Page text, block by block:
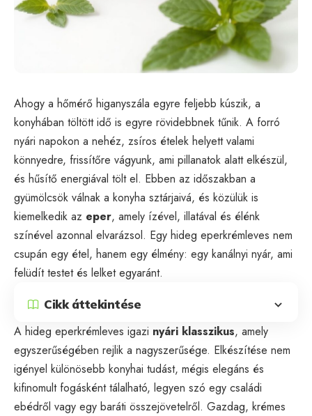
Ahogy a hőmérő higanyszála egyre feljebb kúszik, a
konyhában töltött idő is egyre rövidebbnek tűnik. A forró
nyári napokon a nehéz, zsíros ételek helyett valami
könnyedre, frissítőre vágyunk, ami pillanatok alatt elkészül,
és hűsítő energiával tölt el. Ebben az időszakban a
gyümölcsök válnak a konyha sztárjaivá, és közülük is
kiemelkedik az eper, amely ízével, illatával és élénk
színével azonnal elvarázsol. Egy hideg eperkrémleves nem
csupán egy étel, hanem egy élmény: egy kanálnyi nyár, ami
felüdít testet és lelket egyaránt.
Cikk áttekintése
A hideg eperkrémleves igazi nyári klasszikus, amely
egyszerűségében rejlik a nagyszerűsége. Elkészítése nem
igényel különösebb konyhai tudást, mégis elegáns és
kifinomult fogásként tálalható, legyen szó egy családi
ebédről vagy egy baráti összejövetelről. Gazdag, krémes